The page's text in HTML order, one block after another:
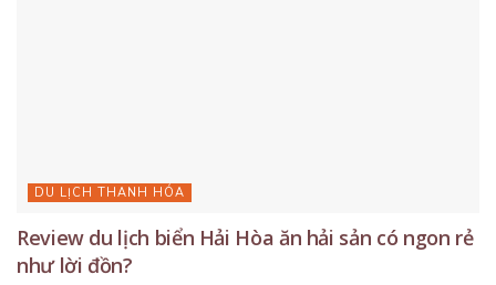
DU LỊCH THANH HÓA
Review du lịch biển Hải Hòa ăn hải sản có ngon rẻ
như lời đồn?